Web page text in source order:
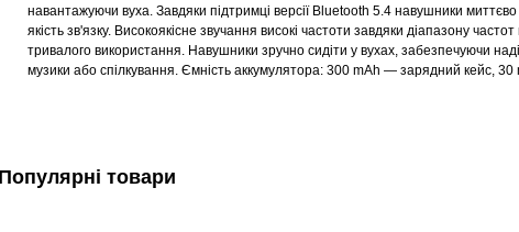
навантажуючи вуха. Завдяки підтримці версії Bluetooth 5.4 навушники
якість зв'язку. Високоякісне звучання високі частоти завдяки діапазону
тривалого використання. Навушники зручно сидіти у вухах, забезпечуючи
музики або спілкування. Ємність аккумулятора: 300 mAh — зарядний кейс,
товари